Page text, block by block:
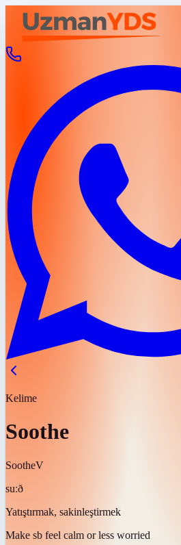
Kelime
Soothe
SootheV
suːð
Yatıştırmak, sakinleştirmek
Make sb feel calm or less worried